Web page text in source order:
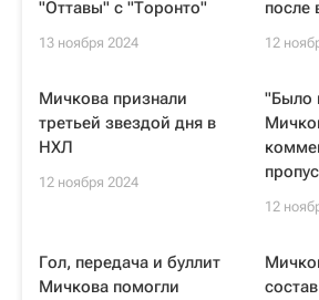
"Оттавы" с "Торонто"
13 ноября 2024
после
12
Мичкова признали
третьей звездой дня в
НХЛ
12 ноября 2024
"Было
12
Гол, передача и буллит
Мичкова помогли